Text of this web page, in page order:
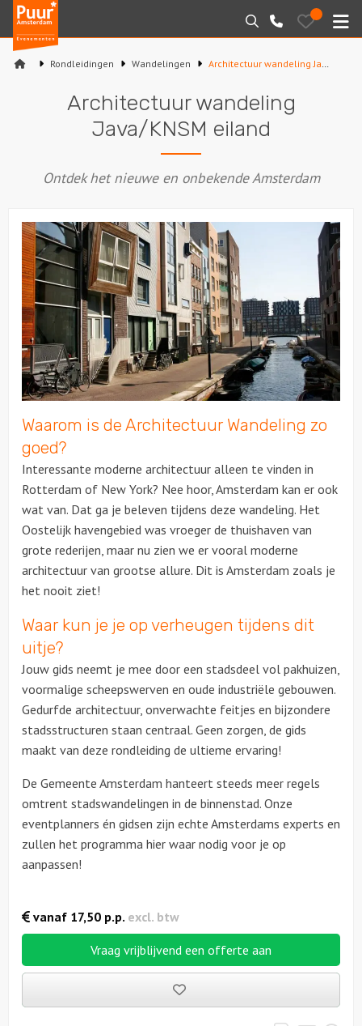
Puur*
Amsterdam
bedrijfsuitjes
Zoeken
020-
6260016
Bewaarde
uitjes
Arrangementen
Varen
Workshops
Rondleidingen
Locaties
Feesten
Over ons
Rondleidingen Wandelingen Architectuur wandeling Java/KNSM eiland
Architectuur wandeling
Java/KNSM eiland
Ontdek het nieuwe en onbekende Amsterdam
Waarom is de Architectuur Wandeling zo
goed?
Interessante moderne architectuur alleen te vinden in
Rotterdam of New York? Nee hoor, Amsterdam kan er ook
wat van. Dat ga je beleven tijdens deze wandeling. Het
Oostelijk havengebied was vroeger de thuishaven van
grote rederijen, maar nu zien we er vooral moderne
architectuur van grootse allure. Dit is Amsterdam zoals je
het nooit ziet!
Waar kun je je op verheugen tijdens dit
uitje?
Jouw gids neemt je mee door een stadsdeel vol pakhuizen,
voormalige scheepswerven en oude industriële gebouwen.
Gedurfde architectuur, onverwachte feitjes en bijzondere
stadsstructuren staan centraal. Geen zorgen, de gids
maakt van deze rondleiding de ultieme ervaring!
De Gemeente Amsterdam hanteert steeds meer regels
omtrent stadswandelingen in de binnenstad. Onze
eventplanners én gidsen zijn echte Amsterdams experts en
zullen het programma hier waar nodig voor je op
aanpassen!
Vraag vrijblijvend een offerte aan
uitjes
vanaf 17,50 p.p. excl. btw